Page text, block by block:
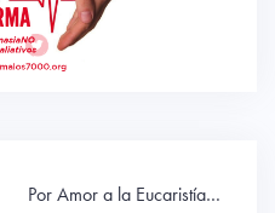
Por Amor a la Eucaristía…